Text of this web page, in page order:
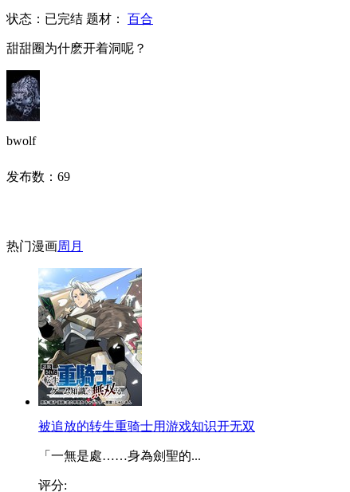
状态： 已完结 题材： 百合
甜甜圈为什麽开着洞呢？
bwolf
发布数： 69
热门漫画周 月
被追放的转生重骑士用游戏知识开无双
「一無是處……身為劍聖的...
评分: